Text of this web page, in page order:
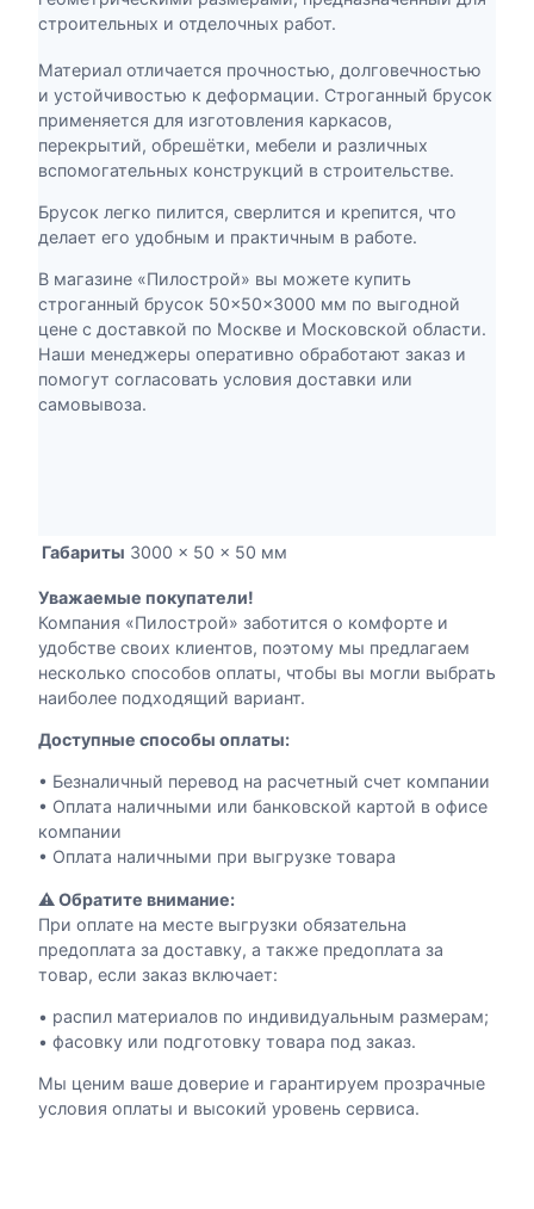
Б
р
у
р
о
а
н
н
ы
й
5
3
0
0
строительных и отделочных работ.
Материал отличается прочностью, долговечностью
и устойчивостью к деформации. Строганный брусок
применяется для изготовления каркасов,
перекрытий, обрешётки, мебели и различных
вспомогательных конструкций в строительстве.
Брусок легко пилится, сверлится и крепится, что
делает его удобным и практичным в работе.
В магазине «Пилострой» вы можете купить
строганный брусок 50×50×3000 мм по выгодной
цене с доставкой по Москве и Московской области.
Наши менеджеры оперативно обработают заказ и
помогут согласовать условия доставки или
самовывоза.
Габариты 3000 × 50 × 50 мм
Уважаемые покупатели!
Компания «Пилострой» заботится о комфорте и
удобстве своих клиентов, поэтому мы предлагаем
несколько способов оплаты, чтобы вы могли выбрать
наиболее подходящий вариант.
Доступные способы оплаты:
• Безналичный перевод на расчетный счет компании
• Оплата наличными или банковской картой в офисе
компании
• Оплата наличными при выгрузке товара
⚠️ Обратите внимание:
При оплате на месте выгрузки обязательна
предоплата за доставку, а также предоплата за
товар, если заказ включает:
• распил материалов по индивидуальным размерам;
• фасовку или подготовку товара под заказ.
Мы ценим ваше доверие и гарантируем прозрачные
условия оплаты и высокий уровень сервиса.